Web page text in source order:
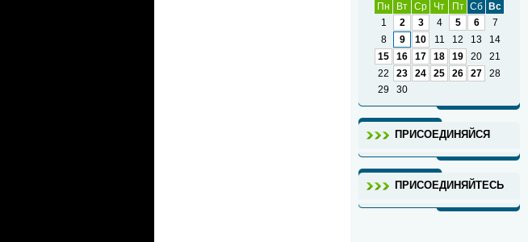
Пн
Вт Ср Чт Пт Сб
Вс
1
2 3 4 5 6
7
8
9 10 11 12 13
14
15
16 17 18 19 20
21
22
23 24 25 26 27
28
29
30
ПРИСОЕДИНЯЙСЯ
ПРИСОЕДИНЯЙТЕСЬ